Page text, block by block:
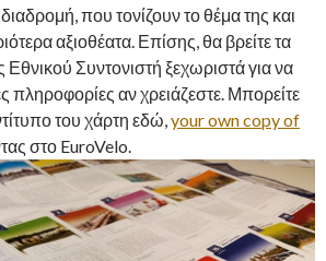
που τονίζουν το θέμα της και
αξιοθέατα. Επίσης, θα βρείτε τα
Εθνικού Συντονιστή ξεχωριστά για να
πληροφορίες αν χρειάζεστε. Μπορείτε
του χάρτη εδώ,your own copy of
στο EuroVelo.